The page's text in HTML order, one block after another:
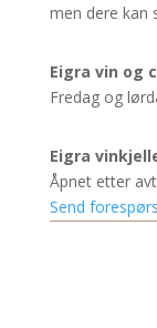
men dere kan
Eigra vin og
Fredag og
Eigra
Åpnet etter
Send